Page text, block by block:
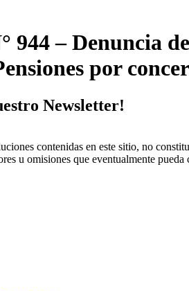
944 – Denuncia
por
Newsletter!
contenidas en este sitio, no
u omisiones que eventualmente